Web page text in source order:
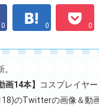
0 0 0
画14本】
コスプレイヤー
のTwitterの画像＆動